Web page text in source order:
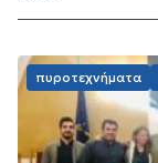
πυροτεχνήματα